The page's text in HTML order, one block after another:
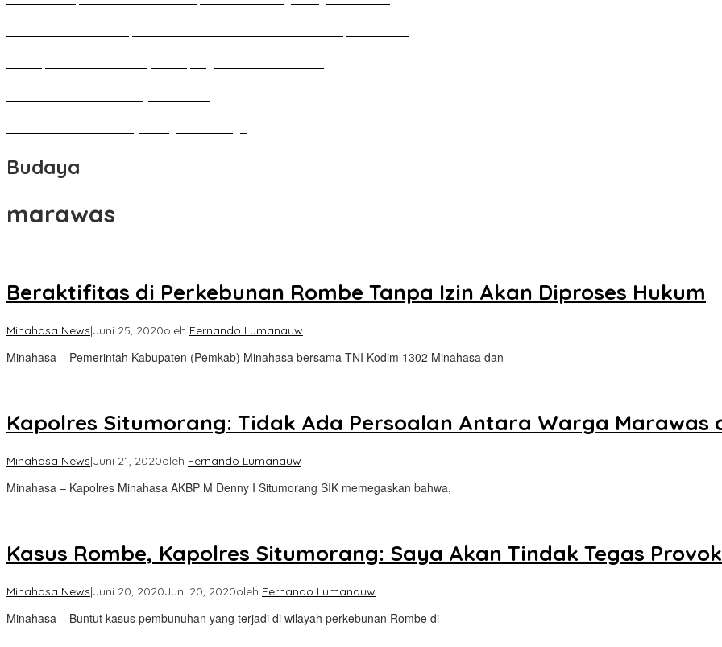
Budaya
marawas
Beraktifitas di Perkebunan Rombe Tanpa Izin Akan Diproses Hukum
Minahasa News|Juni 25, 2020oleh Fernando Lumanauw
Minahasa – Pemerintah Kabupaten (Pemkab) Minahasa bersama TNI Kodim 1302 Minahasa dan
Kapolres Situmorang: Tidak Ada Persoalan Antara Warga Marawas
Minahasa News|Juni 21, 2020oleh Fernando Lumanauw
Minahasa – Kapolres Minahasa AKBP M Denny I Situmorang SIK memegaskan bahwa,
Kasus Rombe, Kapolres Situmorang: Saya Akan Tindak Tegas
Minahasa News|Juni 20, 2020Juni 20, 2020oleh Fernando Lumanauw
Minahasa – Buntut kasus pembunuhan yang terjadi di wilayah perkebunan Rombe di